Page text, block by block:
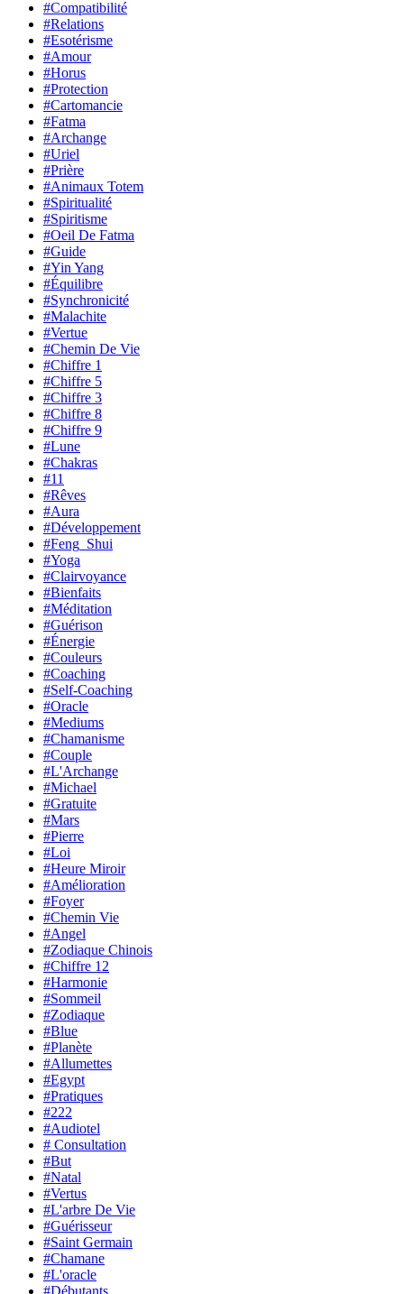
#Compatibilité
#Relations
#Esotérisme
#Amour
#Horus
#Protection
#Cartomancie
#Fatma
#Archange
#Uriel
#Prière
#Animaux Totem
#Spiritualité
#Spiritisme
#Oeil De Fatma
#Guide
#Yin Yang
#Équilibre
#Synchronicité
#Malachite
#Vertue
#Chemin De Vie
#Chiffre 1
#Chiffre 5
#Chiffre 3
#Chiffre 8
#Chiffre 9
#Lune
#Chakras
#11
#Rêves
#Aura
#Développement
#Feng_Shui
#Yoga
#Clairvoyance
#Bienfaits
#Méditation
#Guérison
#Énergie
#Couleurs
#Coaching
#Self-Coaching
#Oracle
#Mediums
#Chamanisme
#Couple
#L'Archange
#Michael
#Gratuite
#Mars
#Pierre
#Loi
#Heure Miroir
#Amélioration
#Foyer
#Chemin Vie
#Angel
#Zodiaque Chinois
#Chiffre 12
#Harmonie
#Sommeil
#Zodiaque
#Blue
#Planète
#Allumettes
#Egypt
#Pratiques
#222
#Audiotel
# Consultation
#But
#Natal
#Vertus
#L'arbre De Vie
#Guérisseur
#Saint Germain
#Chamane
#L'oracle
#Débutants